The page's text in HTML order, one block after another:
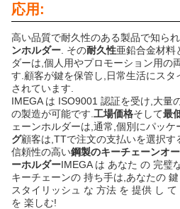
応用:
高い品質で耐久性のある製品で知ら
ンホルダー . その耐久性亜鉛合金材料
ダーは,個人用やプロモーション用の
す.顧客が鍵を保管し,日常生活にス
されています.
IMEGA は ISO9001 認証を受け,大量
の製造が可能です. 工場価格そして最
ェーンホルダーは,通常,個別にパッケ
グ顧客は,TTで注文の支払いを選択す
信頼性の高い鋼製のキーチェーンオ
ーホルダーIMEGA は あなた の 完璧
キーチェーンの 持ち手は,あなたの
スタイリッシュ な 方法 を 提供 し
を 楽しむ!